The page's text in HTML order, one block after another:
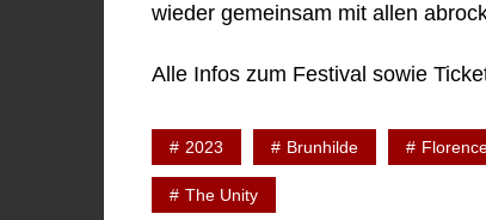
wieder gemeinsam mit allen
Alle Infos zum Festival sowie
2023 Brunhilde
The Unity